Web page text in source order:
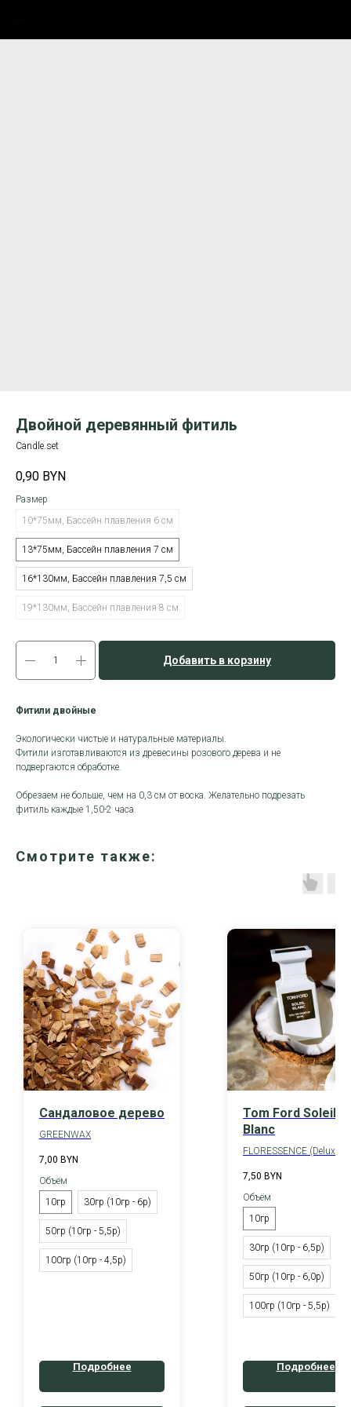
Двойной деревянный фитиль
Candle.set
0,90 BYN
Размер
10*75мм, Бассейн плавления 6 см
13*75мм, Бассейн плавления 7 см
16*130мм, Бассейн плавления 7,5 см
19*130мм, Бассейн плавления 8 см
Добавить в корзину
Фитили двойные
Экологически чистые и натуральные материалы.
Фитили изготавливаются из древесины розового дерева и не
подвергаются обработке.
Обрезаем не больше, чем на 0,3 см от воска. Желательно подрезать
фитиль каждые 1,50-2 часа.
Смотрите также:
Сандаловое дерево
GREENWAX
7,00 BYN
Объём
10гр
30гр (10гр - 6р)
50гр (10гр - 5,5р)
100гр (10гр - 4,5р)
Подробнее
Tom Ford Soleil
Blanc
FLORESSENCE (Deluxe
7,50 BYN
Объём
10гр
30гр (10гр - 6,5р)
50гр (10гр - 6,0р)
100гр (10гр - 5,5р)
Подробнее